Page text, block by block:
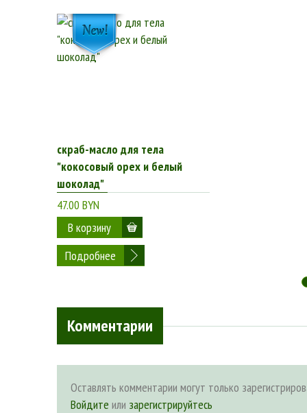
скраб-масло для тела
"кокосовый орех и белый
шоколад"
47.00 BYN
Подробнее
Комментарии
Оставлять комментарии могут только
Войдите или зарегистрируйтесь